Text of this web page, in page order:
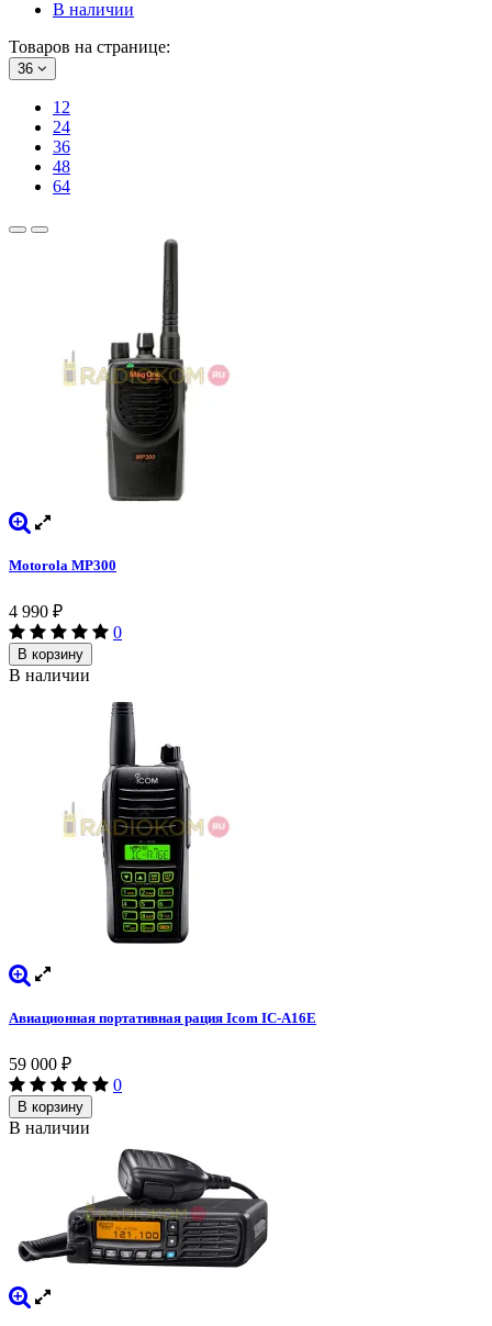
В наличии
Товаров на странице:
36
12
24
36
48
64
Motorola MP300
4 990 ₽
0
В корзину
В наличии
Авиационная портативная рация Icom IC-A16E
59 000 ₽
0
В корзину
В наличии